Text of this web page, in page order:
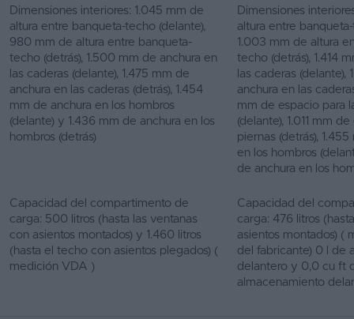
Dimensiones interiores: 1.045 mm de
altura entre banqueta-techo (delante),
980 mm de altura entre banqueta-
techo (detrás), 1.500 mm de anchura en
las caderas (delante), 1.475 mm de
anchura en las caderas (detrás), 1.454
mm de anchura en los hombros
(delante) y 1.436 mm de anchura en los
hombros (detrás)
Dimensiones
altura entre
1.003 mm de altura
techo (detrás), 1.414
las caderas (delante),
anchura en las
mm de espacio para
(delante), 1.011 mm
piernas (detrás),
en los hombros
de anchura en los
Capacidad del compartimento de
carga: 500 litros (hasta las ventanas
con asientos montados) y 1.460 litros
(hasta el techo con asientos plegados) (
medición VDA )
Capacidad del
carga: 476 litros
asientos montados) (
del fabricante) 0 l de
delantero y 0,0 cu ft
almacenamiento